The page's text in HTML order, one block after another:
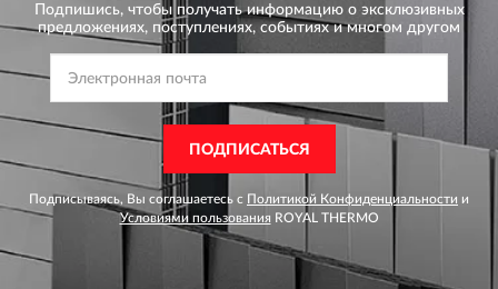
Подпишись, чтобы получать информацию о эксклюзивных
предложениях, поступлениях, событиях и многом другом
ПОДПИСАТЬСЯ
Подписываясь, Вы соглашаетесь с Политикой Конфиденциальности и
Условиями пользования ROYAL THERMO